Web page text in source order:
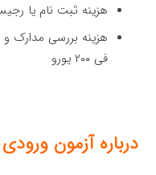
هزینه ثبت نام یا
هزینه بررسی مدارک
فی ۲۰۰ یورو
درباره آزمون